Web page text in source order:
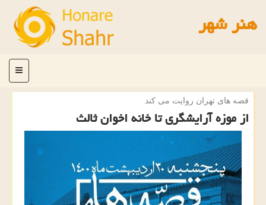
هنر شهر
منو
قصه های تهران روایت می كند
از موزه آرایشگری تا خانه اخوان ثالث